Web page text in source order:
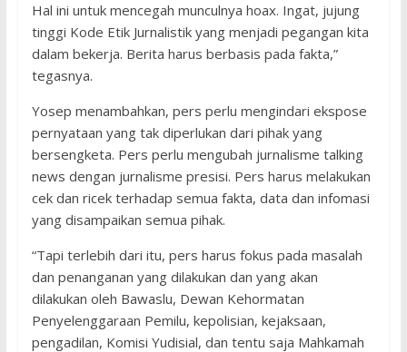
Hal ini untuk mencegah munculnya hoax. Ingat, jujung
tinggi Kode Etik Jurnalistik yang menjadi pegangan kita
dalam bekerja. Berita harus berbasis pada fakta,”
tegasnya.
Yosep menambahkan, pers perlu mengindari ekspose
pernyataan yang tak diperlukan dari pihak yang
bersengketa. Pers perlu mengubah jurnalisme talking
news dengan jurnalisme presisi. Pers harus melakukan
cek dan ricek terhadap semua fakta, data dan infomasi
yang disampaikan semua pihak.
“Tapi terlebih dari itu, pers harus fokus pada masalah
dan penanganan yang dilakukan dan yang akan
dilakukan oleh Bawaslu, Dewan Kehormatan
Penyelenggaraan Pemilu, kepolisian, kejaksaan,
pengadilan, Komisi Yudisial, dan tentu saja Mahkamah